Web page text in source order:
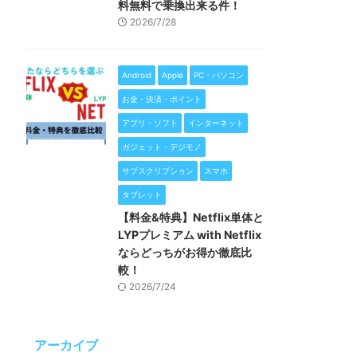
料無料で乗換出来る件！
2026/7/28
Android Apple PC・パソコン
お金・決済・ポイント
アプリ・ソフト インターネット
ガジェット・デジモノ
サブスクリプション スマホ
タブレット
【料金&特典】Netflix単体と
LYPプレミアム with Netflix
ならどっちがお得か徹底比
較！
2026/7/24
アーカイブ